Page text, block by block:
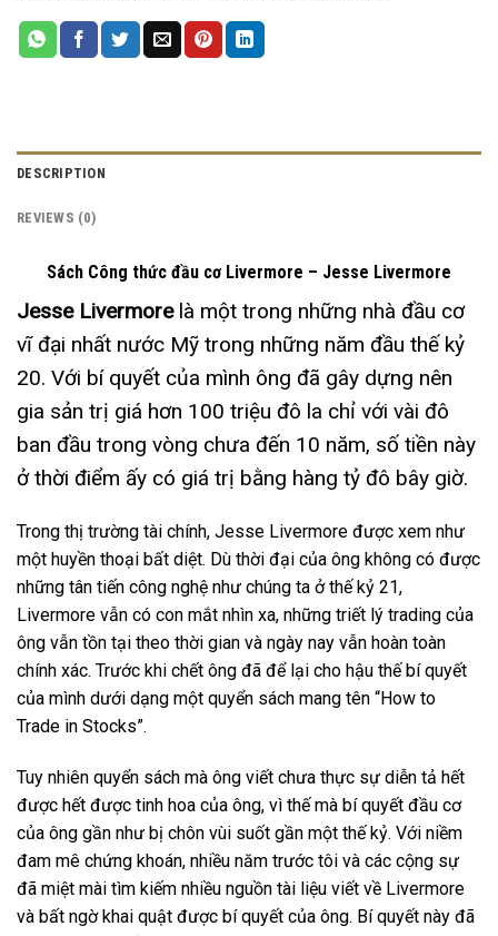
DESCRIPTION
REVIEWS (0)
Sách Công thức đầu cơ Livermore – Jesse Livermore
Jesse Livermorelà một trong những nhà đầu cơ
vĩ đại nhất nước Mỹ trong những năm đầu thế kỷ
20. Với bí quyết của mình ông đã gây dựng nên
gia sản trị giá hơn 100 triệu đô la chỉ với vài đô
ban đầu trong vòng chưa đến 10 năm, số tiền này
ở thời điểm ấy có giá trị bằng hàng tỷ đô bây giờ.
Trong thị trường tài chính, Jesse Livermore được xem như
một huyền thoại bất diệt. Dù thời đại của ông không có được
những tân tiến công nghệ như chúng ta ở thế kỷ 21,
Livermore vẫn có con mắt nhìn xa, những triết lý trading của
ông vẫn tồn tại theo thời gian và ngày nay vẫn hoàn toàn
chính xác. Trước khi chết ông đã để lại cho hậu thế bí quyết
của mình dưới dạng một quyển sách mang tên “How to
Trade in Stocks”.
Tuy nhiên quyển sách mà ông viết chưa thực sự diễn tả hết
được hết được tinh hoa của ông, vì thế mà bí quyết đầu cơ
của ông gần như bị chôn vùi suốt gần một thế kỷ. Với niềm
đam mê chứng khoán, nhiều năm trước tôi và các cộng sự
đã miệt mài tìm kiếm nhiều nguồn tài liệu viết về Livermore
và bất ngờ khai quật được bí quyết của ông. Bí quyết này đã